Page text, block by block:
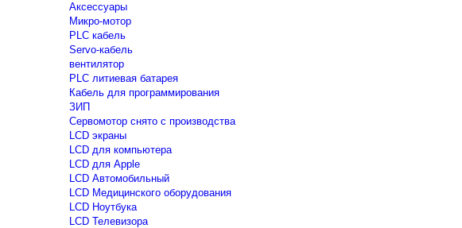
Аксессуары
Микро-мотор
PLC кабель
Servo-кабель
вентилятор
PLC литиевая батарея
Кабель для программирования
ЗИП
Сервомотор снято с производства
LCD экраны
LCD для компьютера
LCD для Apple
LCD Автомобильный
LCD Медицинского оборудования
LCD Ноутбука
LCD Телевизора